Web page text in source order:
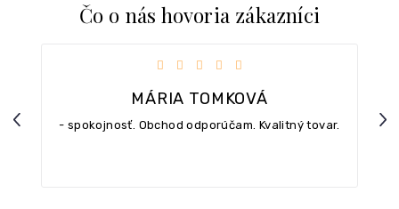
Čo o nás hovoria zákazníci
Previous
MÁRIA TOMKOVÁ
Hodnotenie obchodu je 5 z 5 hviezdičiek.
- spokojnosť. Obchod odporúčam. Kvalitný tovar.